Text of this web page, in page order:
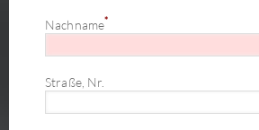
Nachname*
Straße, Nr.